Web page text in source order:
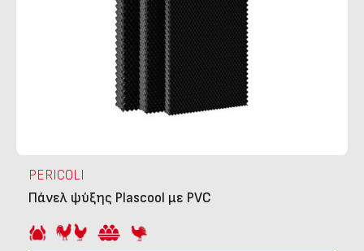
PERICOLI
Πάνελ ψύξης Plascool με PVC